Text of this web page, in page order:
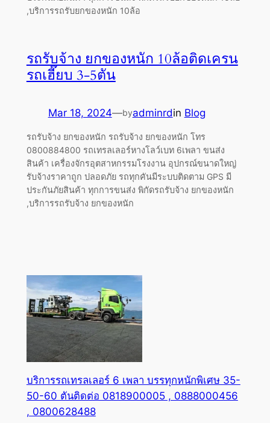
,บริการรถรับยกของหนัก 10ล้อ
รถรับจ้าง ยกของหนัก 10ล้อติดเครน
รถเฮี๊ยบ 3-5ตัน
Mar 18, 2024—byadminrdin Blog
รถรับจ้าง ยกของหนัก รถรับจ้าง ยกของหนัก โทร
0800884800 รถเทรลเลอร์หางโลว์เบท 6เพลา ขนส่ง
สินค้า เครื่องจักรอุตสาหกรรมโรงงาน อุปกรณ์ขนาดใหญ่
รับจ้างราคาถูก ปลอดภัย รถทุกคันมีระบบติดตาม GPS มี
ประกันภัยสินค้า ทุกการขนส่ง พิกัดรถรับจ้าง ยกของหนัก
,บริการรถรับจ้าง ยกของหนัก
บริการรถเทรลเลอร์ 6 เพลา บรรทุกหนักพิเศษ 35-
50-60 ตันติดต่อ 0818900005 , 0888000456
, 0800628488